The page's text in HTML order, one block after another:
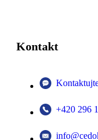
Kontakt
+420 296